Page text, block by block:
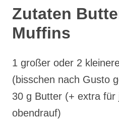
Zutaten
Muffins
1 großer oder 2
(bisschen nach Gusto
30 g Butter (+ extra für
obendrauf)